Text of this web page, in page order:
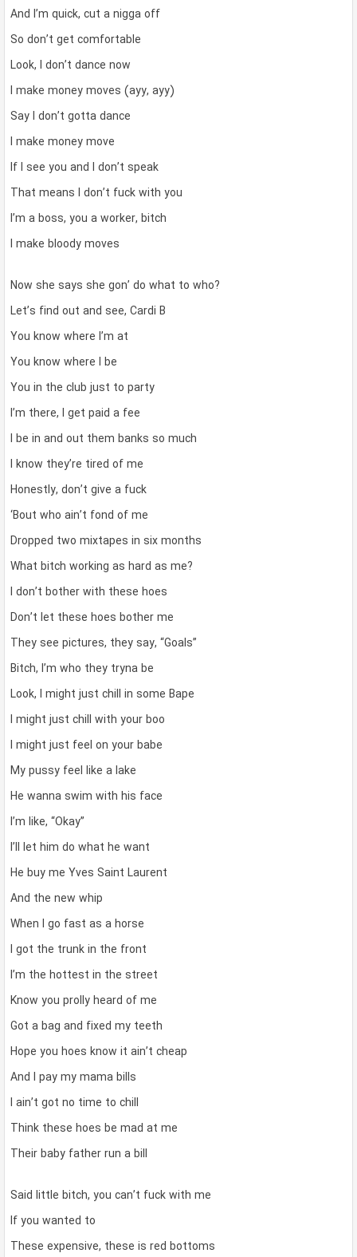
And I’m quick, cut a nigga off
So don’t get comfortable
Look, I don’t dance now
I make money moves (ayy, ayy)
Say I don’t gotta dance
I make money move
If I see you and I don’t speak
That means I don’t fuck with you
I’m a boss, you a worker, bitch
I make bloody moves
Now she says she gon’ do what to who?
Let’s find out and see, Cardi B
You know where I’m at
You know where I be
You in the club just to party
I’m there, I get paid a fee
I be in and out them banks so much
I know they’re tired of me
Honestly, don’t give a fuck
‘Bout who ain’t fond of me
Dropped two mixtapes in six months
What bitch working as hard as me?
I don’t bother with these hoes
Don’t let these hoes bother me
They see pictures, they say, “Goals”
Bitch, I’m who they tryna be
Look, I might just chill in some Bape
I might just chill with your boo
I might just feel on your babe
My pussy feel like a lake
He wanna swim with his face
I’m like, “Okay”
I’ll let him do what he want
He buy me Yves Saint Laurent
And the new whip
When I go fast as a horse
I got the trunk in the front
I’m the hottest in the street
Know you prolly heard of me
Got a bag and fixed my teeth
Hope you hoes know it ain’t cheap
And I pay my mama bills
I ain’t got no time to chill
Think these hoes be mad at me
Their baby father run a bill
Said little bitch, you can’t fuck with me
If you wanted to
These expensive, these is red bottoms